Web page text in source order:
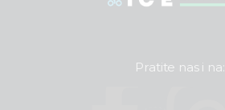
Pratite nas i na: